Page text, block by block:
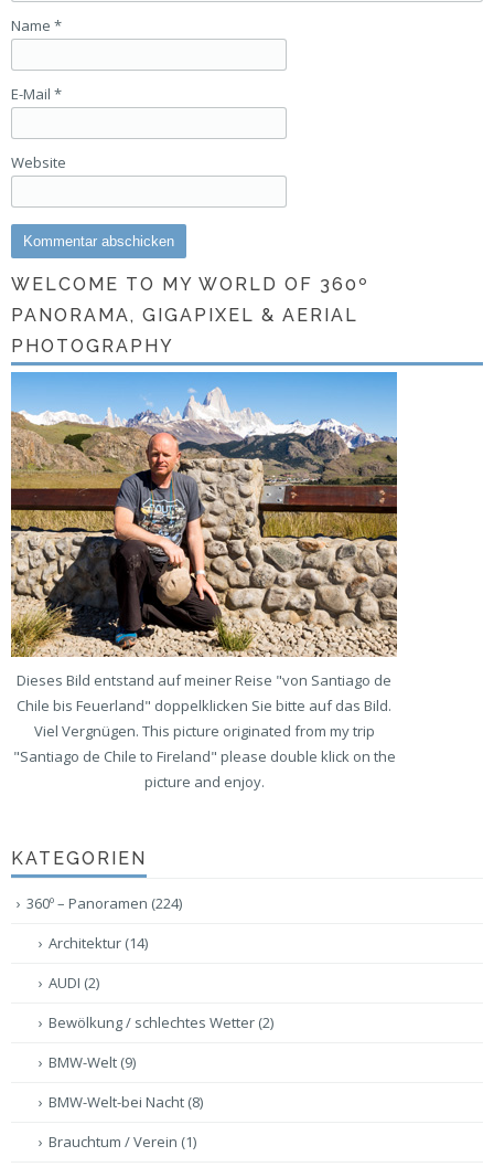
Name *
E-Mail *
Website
WELCOME TO MY WORLD OF 360º
PANORAMA, GIGAPIXEL & AERIAL
PHOTOGRAPHY
Dieses Bild entstand auf meiner Reise "von Santiago de
Chile bis Feuerland" doppelklicken Sie bitte auf das Bild.
Viel Vergnügen. This picture originated from my trip
"Santiago de Chile to Fireland" please double klick on the
picture and enjoy.
KATEGORIEN
360º – Panoramen (224)
Architektur (14)
AUDI (2)
Bewölkung / schlechtes Wetter (2)
BMW-Welt (9)
BMW-Welt-bei Nacht (8)
Brauchtum / Verein (1)